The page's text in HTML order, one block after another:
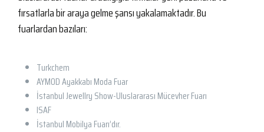
fırsatlarla bir araya gelme şansı yakalamaktadır. Bu
fuarlardan bazıları:
Turkchem
AYMOD Ayakkabı Moda Fuar
İstanbul Jewellry Show-Uluslararası Mücevher Fuarı
ISAF
İstanbul Mobilya Fuarı’dır.